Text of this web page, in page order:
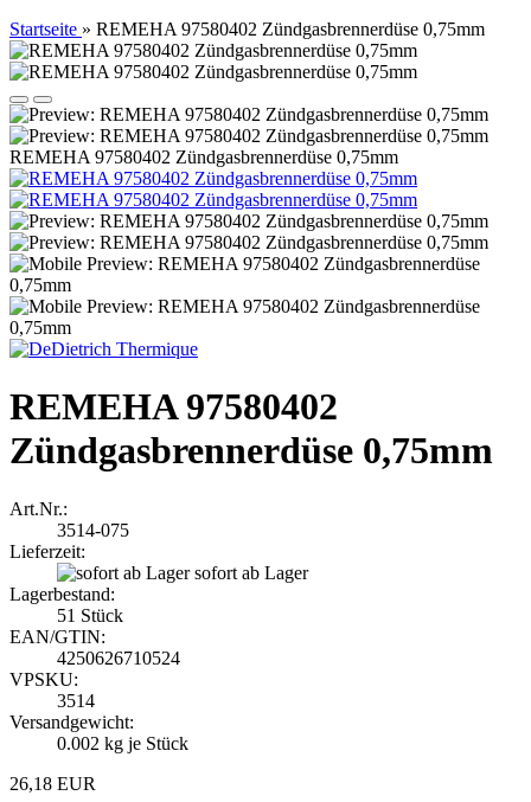
Startseite » REMEHA 97580402 Zündgasbrennerdüse 0,75mm
REMEHA 97580402 Zündgasbrennerdüse 0,75mm
REMEHA 97580402
Zündgasbrennerdüse 0,75mm
Art.Nr.:
3514-075
Lieferzeit:
sofort ab Lager
Lagerbestand:
51 Stück
EAN/GTIN:
4250626710524
VPSKU:
3514
Versandgewicht:
0.002 kg je Stück
26,18 EUR